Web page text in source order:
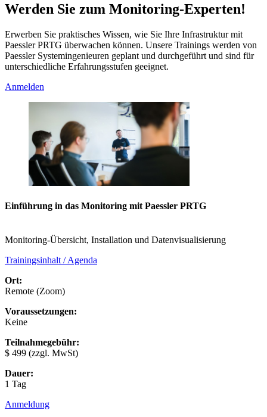
Werden Sie zum Monitoring-Experten!
Erwerben Sie praktisches Wissen, wie Sie Ihre Infrastruktur mit
Paessler PRTG überwachen können. Unsere Trainings werden von
Paessler Systemingenieuren geplant und durchgeführt und sind für
unterschiedliche Erfahrungsstufen geeignet.
Anmelden
Einführung in das Monitoring mit Paessler PRTG
Monitoring-Übersicht, Installation und Datenvisualisierung
Trainingsinhalt / Agenda
Ort:
Remote (Zoom)
Voraussetzungen:
Keine
Teilnahmegebühr:
$ 499 (zzgl. MwSt)
Dauer:
1 Tag
Anmeldung